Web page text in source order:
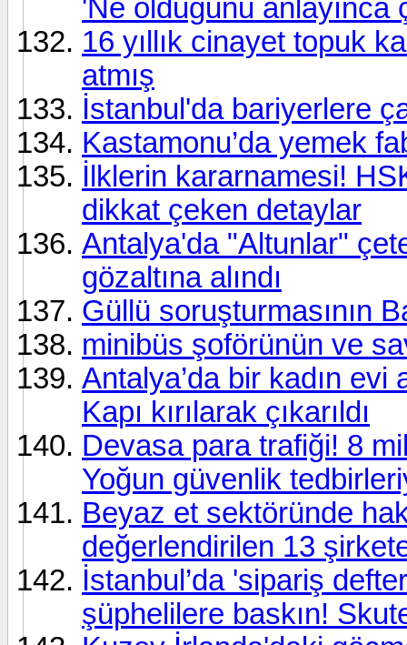
'Ne olduğunu anlayınca
16 yıllık cinayet topuk
atmış
İstanbul'da bariyerlere
Kastamonu’da yemek
İlklerin kararnamesi!
dikkat çeken detaylar
Antalya'da "Altunlar"
gözaltına alındı
Güllü soruşturmasının
minibüs şoförünün ve
Antalya’da bir kadın
Kapı kırılarak çıkarıldı
Devasa para trafiği! 8
Yoğun güvenlik
Beyaz et sektöründe
değerlendirilen 13
İstanbul’da 'sipariş
şüphelilere baskın!